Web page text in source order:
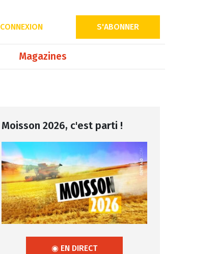
CONNEXION S'ABONNER
Magazines
Moisson 2026, c'est parti !
◉ EN DIRECT